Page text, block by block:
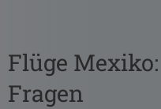
Flüge
Fragen